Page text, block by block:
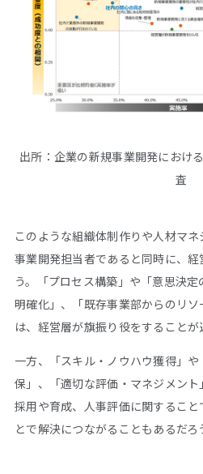
出所：企業の新規事業開発におけ
査
このような組織体制作りや人材マ
事業開発担当者であると同時に、
う。「プロセス構築」や「意思決
明確化」、「既存事業部からのリ
は、経営層が旗振り役をすることが
一方、「スキル・ノウハウ獲得」
保」、「適切な評価・マネジメン
採用や育成、人事評価に関するこ
とで解決につながることもあるだろ